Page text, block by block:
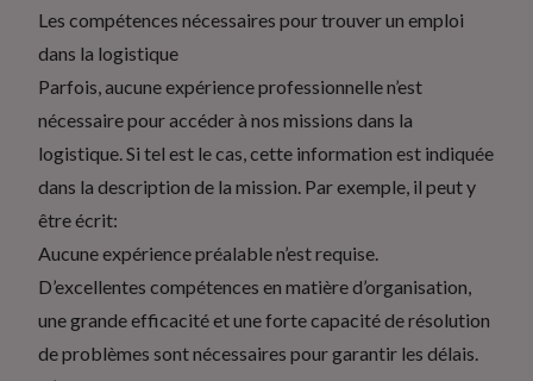
Les compétences nécessaires pour trouver un emploi
dans la logistique
Parfois, aucune expérience professionnelle n’est
nécessaire pour accéder à nos missions dans la
logistique. Si tel est le cas, cette information est indiquée
dans la description de la mission. Par exemple, il peut y
être écrit:
Aucune expérience préalable n’est requise.
D’excellentes compétences en matière d’organisation,
une grande efficacité et une forte capacité de résolution
de problèmes sont nécessaires pour garantir les délais.